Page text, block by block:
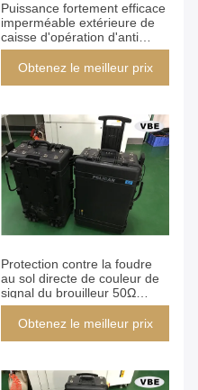
Puissance fortement efficace
imperméable extérieure de
caisse d'opération d'anti
brouilleurs stables de
bourdon
Obtenez le meilleur prix
Protection contre la foudre
au sol directe de couleur de
signal du brouilleur 50Ω
d'impédance portative noire
d'entrée
Obtenez le meilleur prix